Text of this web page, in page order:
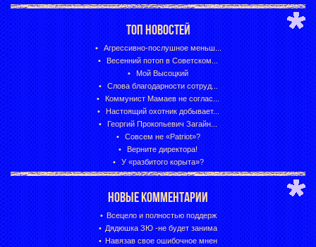
ТОП НОВОСТЕЙ
Агрессивно-послушное меньш...
Весенний потоп в Советском...
Мой Высоцкий
Слова благодарности сотруд...
Коммунист Мамаев не соглас...
Настоящий охотник добывает...
Георгий Прокопьевич Загайн...
Совсем не «Patriot»?
Верните директора!
У «разбитого корыта»?
НОВЫЕ КОММЕНТАРИИ
Всецело и полностью поддерж
Дядюшка ЗЮ -не будет занима
Навязав свое ошибочное мнен